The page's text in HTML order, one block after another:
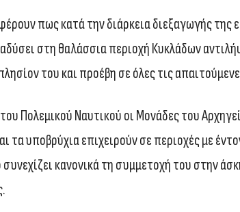
πως κατά την διάρκεια διεξαγωγής της
στη θαλάσσια περιοχή Κυκλάδων
του και προέβη σε όλες τις
Πολεμικού Ναυτικού οι Μονάδες του
τα υποβρύχια επιχειρούν σε περιοχές με
κανονικά τη συμμετοχή του στην